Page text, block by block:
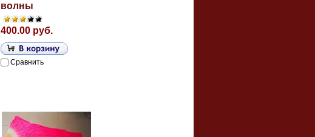
волны
400.00 руб.
Сравнить